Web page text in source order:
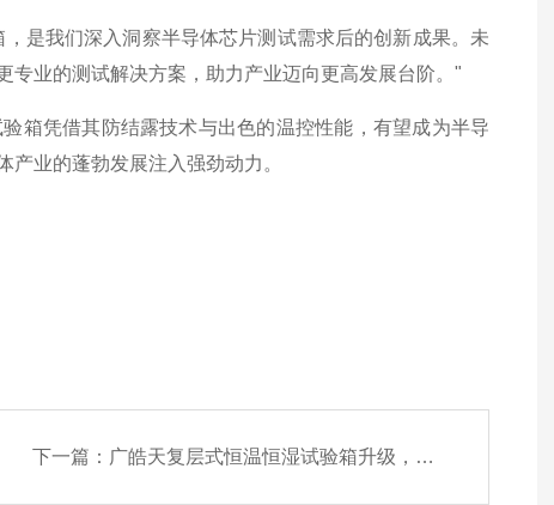
是我们深入洞察半导体芯片测试需求后的创新成果。未
业的测试解决方案，助力产业迈向更高发展台阶。"
箱凭借其防结露技术与出色的温控性能，有望成为半导
业的蓬勃发展注入强劲动力。
下一篇： 广皓天复层式恒温恒湿试验箱升级，适配动力电池新国标环境测试要求